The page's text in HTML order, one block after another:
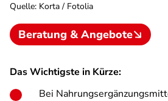
Quelle: Korta / Fotolia
Beratung & Angebote
Das Wichtigste in Kürze:
Bei